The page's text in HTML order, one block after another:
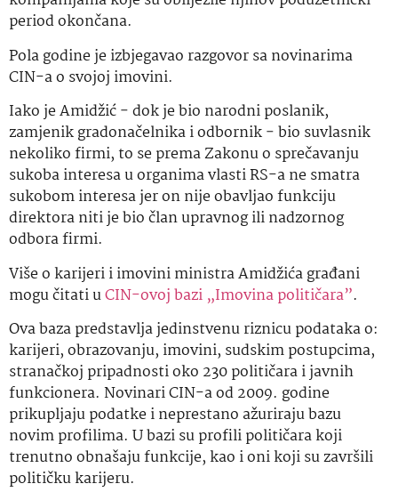
period okončana.
Pola godine je izbjegavao razgovor sa novinarima
CIN-a o svojoj imovini.
Iako je Amidžić − dok je bio narodni poslanik,
zamjenik gradonačelnika i odbornik − bio suvlasnik
nekoliko firmi, to se prema Zakonu o sprečavanju
sukoba interesa u organima vlasti RS-a ne smatra
sukobom interesa jer on nije obavljao funkciju
direktora niti je bio član upravnog ili nadzornog
odbora firmi.
Više o karijeri i imovini ministra Amidžića građani
mogu čitati uCIN-ovoj bazi „Imovina političara”.
Ova baza predstavlja jedinstvenu riznicu podataka o:
karijeri, obrazovanju, imovini, sudskim postupcima,
stranačkoj pripadnosti oko 230 političara i javnih
funkcionera. Novinari CIN-a od 2009. godine
prikupljaju podatke i neprestano ažuriraju bazu
novim profilima. U bazi su profili političara koji
trenutno obnašaju funkcije, kao i oni koji su završili
političku karijeru.